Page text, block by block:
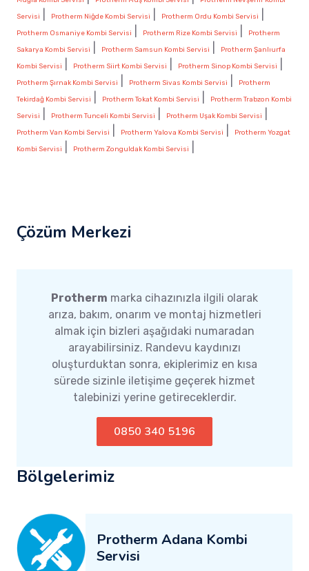
Servisi
Protherm Niğde Kombi Servisi Protherm Ordu Kombi Servisi
Protherm Osmaniye Kombi Servisi Protherm Rize Kombi Servisi
Protherm
Sakarya Kombi Servisi
Protherm Samsun Kombi Servisi
Protherm Şanlıurfa
Kombi Servisi
Protherm Siirt Kombi Servisi Protherm Sinop Kombi Servisi
Protherm Şırnak Kombi Servisi Protherm Sivas Kombi Servisi
Protherm
Tekirdağ Kombi Servisi
Protherm Tokat Kombi Servisi
Protherm Trabzon Kombi
Servisi
Protherm Tunceli Kombi Servisi Protherm Uşak Kombi Servisi
Protherm Van Kombi Servisi Protherm Yalova Kombi Servisi
Protherm Yozgat
Kombi Servisi
Protherm Zonguldak Kombi Servisi
Çözüm Merkezi
Protherm marka cihazınızla ilgili olarak
arıza, bakım, onarım ve montaj hizmetleri
almak için bizleri aşağıdaki numaradan
arayabilirsiniz. Randevu kaydınızı
oluşturduktan sonra, ekiplerimiz en kısa
sürede sizinle iletişime geçerek hizmet
talebinizi yerine getireceklerdir.
0850 340 5196
Bölgelerimiz
Protherm Adana Kombi
Servisi